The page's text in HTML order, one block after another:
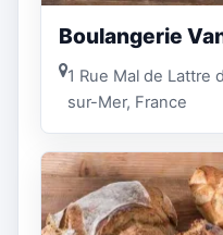
Boulangerie
1 Rue Mal de Lattre
sur-Mer, France